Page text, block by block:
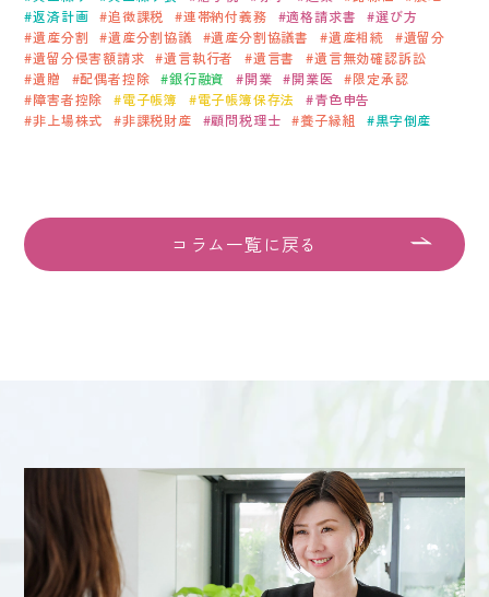
各種お問い合わせ
受付時間：8:30-17:30 / 定休日：土・日・祝日
092-406-6736
返済計画
追徴課税 連帯納付義務 適格請求書
選び方
遺産分割
遺産分割協議 遺産分割協議書 遺産相続
遺留分
遺留分侵害額請求
遺言執行者 遺言書
遺言無効確認訴訟
遺贈
配偶者控除 銀行融資 開業 開業医
限定承認
障害者控除
電子帳簿 電子帳簿保存法
青色申告
非上場株式
非課税財産 顧問税理士 養子縁組 黒字倒産
コラム一覧に戻る